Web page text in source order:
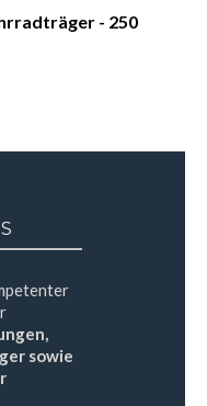
- 250
sowie